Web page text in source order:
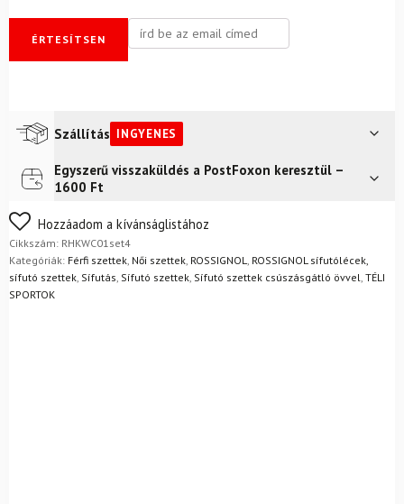
ÉRTESÍTSEN
Szállítás INGYENES
Futár a címreIngyenes
Egyszerű visszaküldés a PostFoxon keresztül –
1600 Ft
Nem biztos a választásában? Semmi gond – a terméket
egyszerűen visszaküldheti 14 napon belül, indoklás nélkül.
Mik a visszaküldés feltételei?
Hozzáadom a kívánságlistához
Cikkszám: RHKWC01set4
Kategóriák: Férfi szettek, Női szettek, ROSSIGNOL, ROSSIGNOL sífutólécek,
sífutó szettek, Sífutás, Sífutó szettek, Sífutó szettek csúszásgátló övvel, TÉLI
SPORTOK